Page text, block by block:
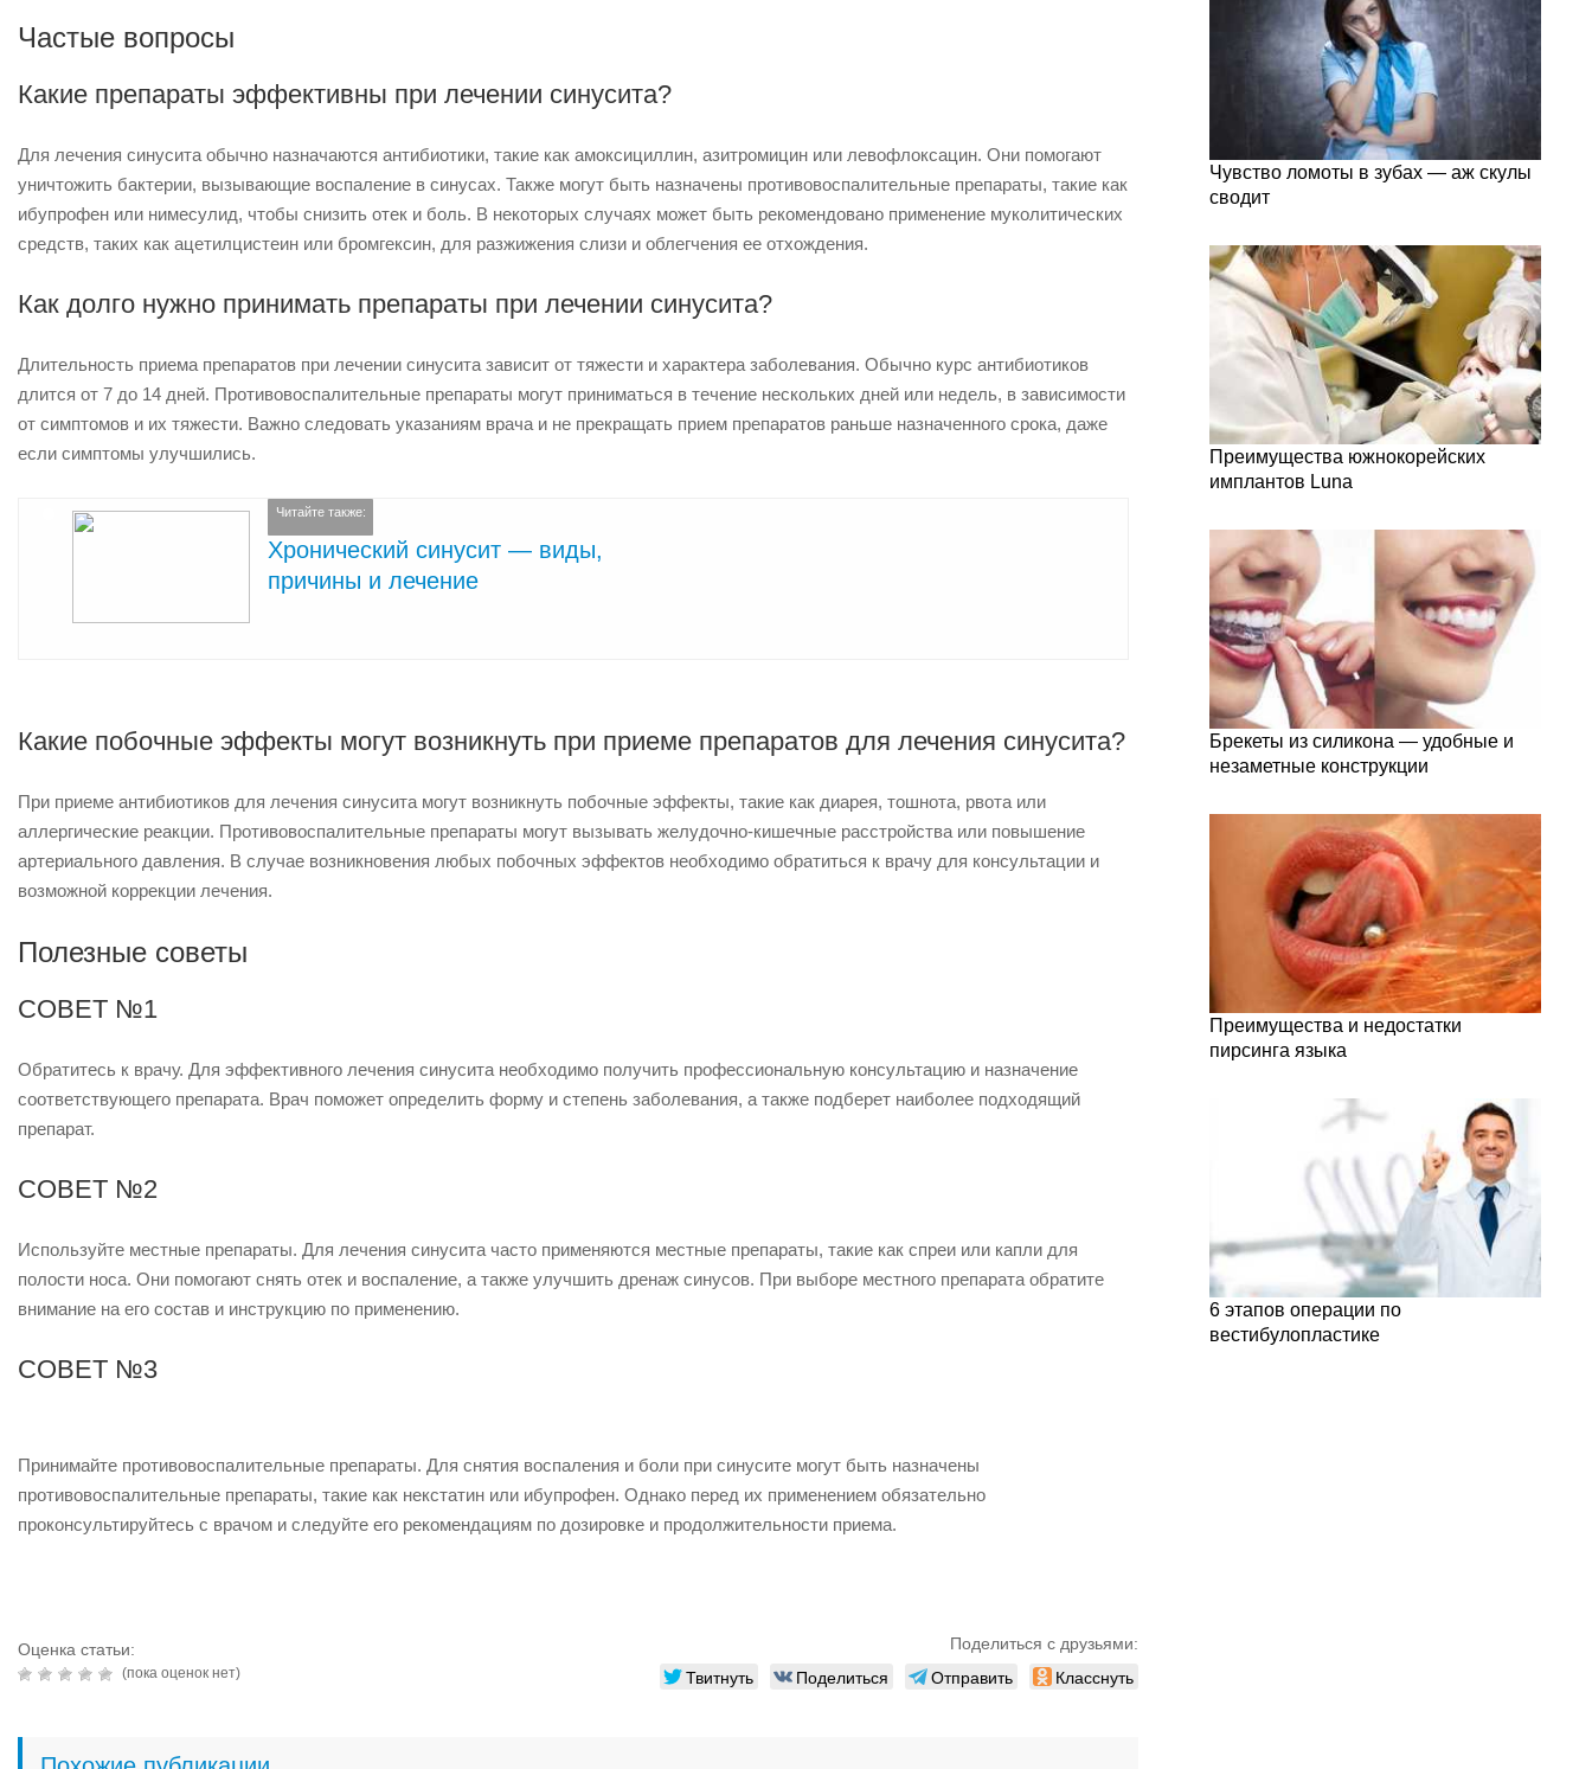
Частые вопросы
Какие препараты эффективны при лечении синусита?
Для лечения синусита обычно назначаются антибиотики, такие как амоксициллин, азитромицин или левофлоксацин. Они помогают
уничтожить бактерии, вызывающие воспаление в синусах. Также могут быть назначены противовоспалительные препараты, такие как
ибупрофен или нимесулид, чтобы снизить отек и боль. В некоторых случаях может быть рекомендовано применение муколитических
средств, таких как ацетилцистеин или бромгексин, для разжижения слизи и облегчения ее отхождения.
Как долго нужно принимать препараты при лечении синусита?
Длительность приема препаратов при лечении синусита зависит от тяжести и характера заболевания. Обычно курс антибиотиков
длится от 7 до 14 дней. Противовоспалительные препараты могут приниматься в течение нескольких дней или недель, в зависимости
от симптомов и их тяжести. Важно следовать указаниям врача и не прекращать прием препаратов раньше назначенного срока, даже
если симптомы улучшились.
Читайте также:
Хронический синусит — виды,
причины и лечение
Какие побочные эффекты могут возникнуть при приеме препаратов для лечения синусита?
При приеме антибиотиков для лечения синусита могут возникнуть побочные эффекты, такие как диарея, тошнота, рвота или
аллергические реакции. Противовоспалительные препараты могут вызывать желудочно-кишечные расстройства или повышение
артериального давления. В случае возникновения любых побочных эффектов необходимо обратиться к врачу для консультации и
возможной коррекции лечения.
Полезные советы
СОВЕТ №1
Обратитесь к врачу. Для эффективного лечения синусита необходимо получить профессиональную консультацию и назначение
соответствующего препарата. Врач поможет определить форму и степень заболевания, а также подберет наиболее подходящий
препарат.
СОВЕТ №2
Используйте местные препараты. Для лечения синусита часто применяются местные препараты, такие как спреи или капли для
полости носа. Они помогают снять отек и воспаление, а также улучшить дренаж синусов. При выборе местного препарата обратите
внимание на его состав и инструкцию по применению.
СОВЕТ №3
Принимайте противовоспалительные препараты. Для снятия воспаления и боли при синусите могут быть назначены
противовоспалительные препараты, такие как некстатин или ибупрофен. Однако перед их применением обязательно
проконсультируйтесь с врачом и следуйте его рекомендациям по дозировке и продолжительности приема.
Оценка статьи:
(пока оценок нет)
Поделиться с друзьями:
Твитнуть Поделиться Отправить Класснуть
Чувство ломоты в зубах — аж скулы
сводит
Преимущества южнокорейских
имплантов Luna
Брекеты из силикона — удобные и
незаметные конструкции
Преимущества и недостатки
пирсинга языка
6 этапов операции по
вестибулопластике